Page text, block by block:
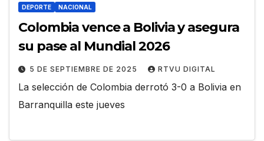
DEPORTE NACIONAL
Colombia vence a Bolivia y asegura
su pase al Mundial 2026
5 DE SEPTIEMBRE DE 2025 RTVU DIGITAL
La selección de Colombia derrotó 3-0 a Bolivia en
Barranquilla este jueves